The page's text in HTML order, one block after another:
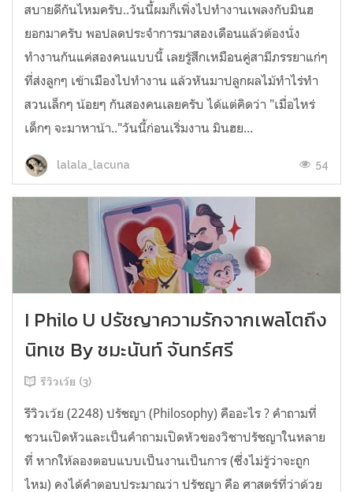
สบายดีกันไหมครับ..วันนี้ผมก็เพิ่งไปทำงานเพลงกับมินฮ
ยอกมาครับ พอปลดประจำการมาสองเดือนแล้วต้องนั่ง
ทำงานกันแค่สองคนแบบนี้ เลยรู้สึกเหมือนคู่สามีภรรยาแก่ๆ
ที่ส่งลูกๆ เข้าเมืองไปทำงาน แล้วหันมาปลูกผลไม้ทำไร่ทำ
สวนเล็กๆ น้อยๆ กันสองคนเลยครับ ได้แต่คิดว่า "เมื่อไหร่
เด็กๆ จะมาหาน้า.."วันนี้ก่อนเริ่มงาน มินฮย...
lalala_lacuna 54
I Philo U ปรัชญาความรักจากเพลโตถึง
นิทเช By ชมะนันท์ จันทร์ศรี
รีวิวเว้ย (3)
รีวิวเว้ย (2248) ปรัชญา (Philosophy) คืออะไร ? คำถามที่
ชวนเปิดหัวและเป็นคำถามเปิดหัวของวิชาปรัชญาในหลาย
ที่ หากให้ลองตอบแบบเป็นงานเป็นการ (ซึ่งไม่รู้ว่าจะถูก
ไหม) คงได้คำตอบประมาณว่า ปรัชญา คือ ศาสตร์ที่ว่าด้วย